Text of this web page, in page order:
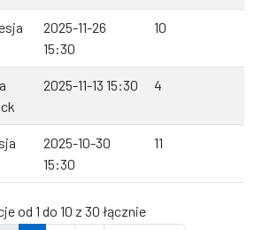
2025-11-26
15:30
10
2025-11-13 15:30 4
2025-10-30
15:30
11
od 1 do 10 z 30 łącznie